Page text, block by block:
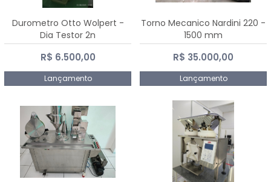
Durometro Otto Wolpert -
Dia Testor 2n
R$ 6.500,00
Lançamento
Torno Mecanico Nardini 220 -
1500 mm
R$ 35.000,00
Lançamento